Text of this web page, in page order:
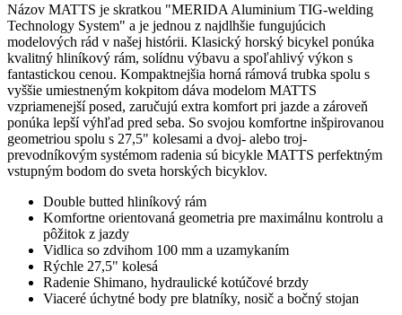
Názov MATTS je skratkou "MERIDA Aluminium TIG-welding
Technology System" a je jednou z najdlhšie fungujúcich
modelových rád v našej histórii. Klasický horský bicykel ponúka
kvalitný hliníkový rám, solídnu výbavu a spoľahlivý výkon s
fantastickou cenou. Kompaktnejšia horná rámová trubka spolu s
vyššie umiestneným kokpitom dáva modelom MATTS
vzpriamenejší posed, zaručujú extra komfort pri jazde a zároveň
ponúka lepší výhľad pred seba. So svojou komfortne inšpirovanou
geometriou spolu s 27,5" kolesami a dvoj- alebo troj-
prevodníkovým systémom radenia sú bicykle MATTS perfektným
vstupným bodom do sveta horských bicyklov.
Double butted hliníkový rám
Komfortne orientovaná geometria pre maximálnu kontrolu a
pôžitok z jazdy
Vidlica so zdvihom 100 mm a uzamykaním
Rýchle 27,5" kolesá
Radenie Shimano, hydraulické kotúčové brzdy
Viaceré úchytné body pre blatníky, nosič a bočný stojan